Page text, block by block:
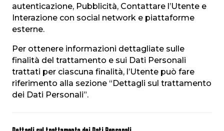
autenticazione, Pubblicità, Contattare l’Utente e
Interazione con social network e piattaforme
esterne.
Per ottenere informazioni dettagliate sulle
finalità del trattamento e sui Dati Personali
trattati per ciascuna finalità, l’Utente può fare
riferimento alla sezione “Dettagli sul trattamento
dei Dati Personali”.